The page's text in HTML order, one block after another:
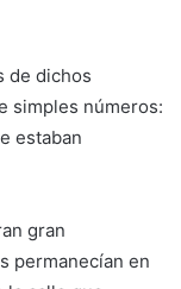
de dichos
simples números:
estaban
gran
permanecían en